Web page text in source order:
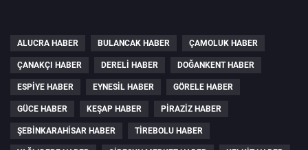
ALUCRA HABER BULANCAK HABER ÇAMOLUK HABER
ÇANAKÇI HABER DERELI HABER DOĞANKENT HABER
ESPIYE HABER EYNESIL HABER GÖRELE HABER
GÜCE HABER KEŞAP HABER PIRAZIZ HABER
ŞEBINKARAHISAR HABER TIREBOLU HABER